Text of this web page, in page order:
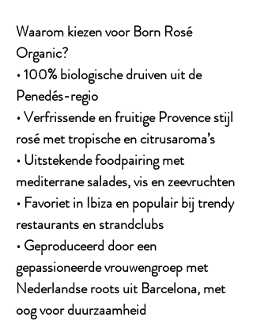
Waarom kiezen voor Born Rosé
Organic?
• 100% biologische druiven uit de
Penedés-regio
• Verfrissende en fruitige Provence stijl
rosé met tropische en citrusaroma’s
• Uitstekende foodpairing met
mediterrane salades, vis en zeevruchten
• Favoriet in Ibiza en populair bij trendy
restaurants en strandclubs
• Geproduceerd door een
gepassioneerde vrouwengroep met
Nederlandse roots uit Barcelona, met
oog voor duurzaamheid